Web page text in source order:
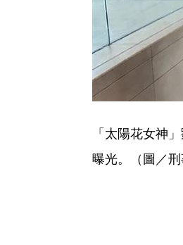
「太陽花女神
曝光。（圖／刑